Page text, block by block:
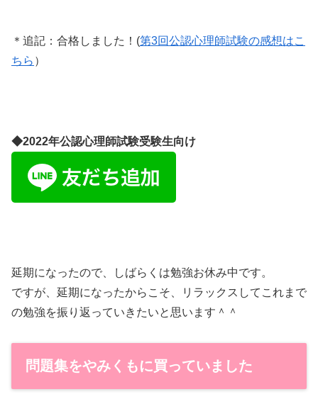
＊追記：合格しました！(第3回公認心理師試験の感想はこ
ちら ）
◆2022年公認心理師試験受験生向け
延期になったので、しばらくは勉強お休み中です。
ですが、延期になったからこそ、リラックスしてこれまで
の勉強を振り返っていきたいと思います＾＾
問題集をやみくもに買っていました